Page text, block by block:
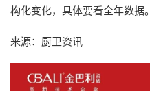
构化变化，具体要看全年数据。
来源：厨卫资讯